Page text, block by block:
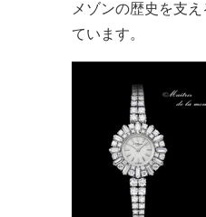
メゾンの歴史を支
ています。